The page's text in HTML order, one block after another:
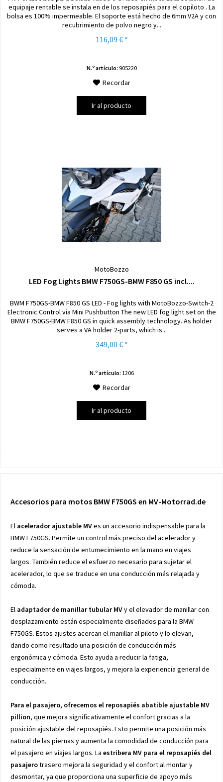
equipaje rentable se instala en de los reposapiés para el copiloto . La
bolsa es 100% impermeable. El soporte está hecho de 6mm V2A y con
recubrimiento de polvo negro y...
116,09 € *
N.º artículo: 905220
Recordar
Ir al producto
MotoBozzo
LED Fog Lights BMW F750GS-BMW F850 GS incl....
BWM F750GS-BMW F850 GS LED - Fog lights with MotoBozzo-Switch-2
Electronic Control via Mini Pushbutton The new LED fog light set on the
BMW F750GS-BMW F850 GS in quick assembly technology. As holder
serves a VA holder 2-parts, which is...
349,00 € *
N.º artículo: 1206
Recordar
Ir al producto
Accesorios para motos BMW F750GS en MV-Motorrad.de
El acelerador ajustable MVes un accesorio indispensable para la
BMW F750GS. Permite un control más preciso del acelerador y
reduce la sensación de entumecimiento en la mano en viajes
largos. También reduce el esfuerzo necesario para sujetar el
acelerador, lo que se traduce en una conducción más relajada y
cómoda.
El adaptador de manillar tubular MVy el elevador de manillar con
desplazamiento están especialmente diseñados para la BMW
F750GS. Estos ajustes acercan el manillar al piloto y lo elevan,
dando como resultado una posición de conducción más
ergonómica y cómoda. Esto ayuda a reducir la fatiga,
especialmente en viajes largos, y mejora la experiencia general de
conducción.
Para el pasajero, ofrecemos el reposapiés abatible ajustable MV
pillion, que mejora significativamente el confort gracias a la
posición ajustable del reposapiés. Esto permite una posición más
natural de las piernas y aumenta la comodidad de conducción para
el pasajero en viajes largos. La estribera MV para el reposapiés del
pasajerotrasero mejora la seguridad y el confort al montar y
desmontar, ya que proporciona una superficie de apoyo más